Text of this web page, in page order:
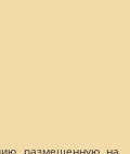
размещенную на